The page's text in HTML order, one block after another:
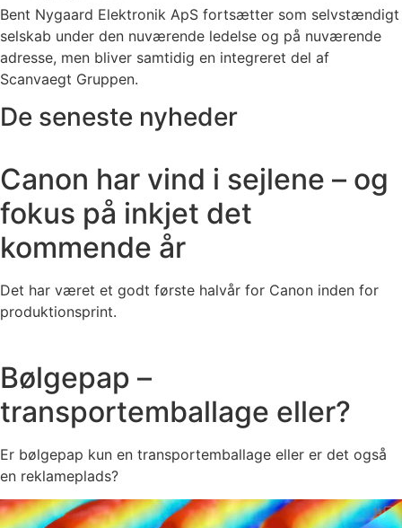
Bent Nygaard Elektronik ApS fortsætter som selvstændigt
selskab under den nuværende ledelse og på nuværende
adresse, men bliver samtidig en integreret del af
Scanvaegt Gruppen.
De seneste nyheder
Canon har vind i sejlene – og
fokus på inkjet det
kommende år
Det har været et godt første halvår for Canon inden for
produktionsprint.
Bølgepap –
transportemballage eller?
Er bølgepap kun en transportemballage eller er det også
en reklameplads?